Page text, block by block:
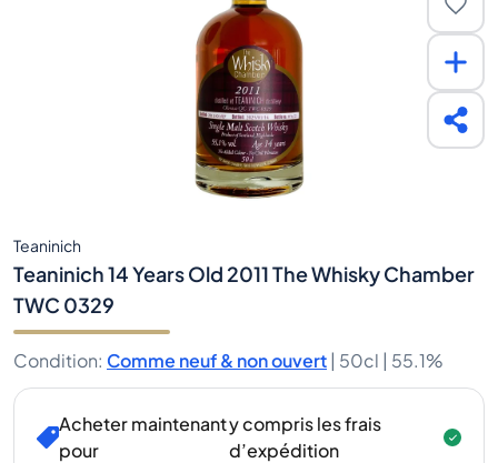
Teaninich
Teaninich 14 Years Old 2011 The Whisky Chamber
TWC 0329
Condition: Comme neuf & non ouvert | 50cl | 55.1%
Acheter maintenant
pour
y compris les frais
d’expédition